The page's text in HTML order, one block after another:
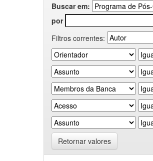
Buscar em:
por
Filtros correntes:
Retornar valores